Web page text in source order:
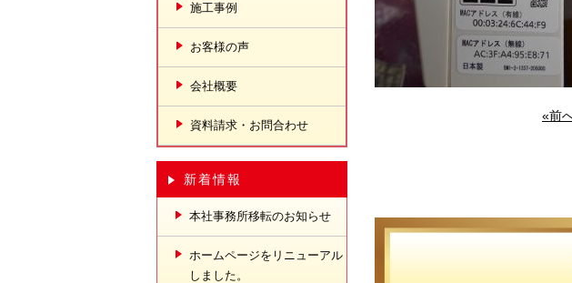
«前
施工事例
お客様の声
会社概要
資料請求・お問合わせ
新着情報
本社事務所移転のお知らせ
ホームページをリニューアル
しました。